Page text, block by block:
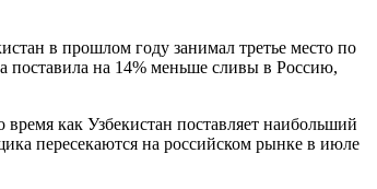
в прошлом году занимал третье место по
поставила на 14% меньше сливы в Россию,
как Узбекистан поставляет наибольший
пересекаются на российском рынке в июле